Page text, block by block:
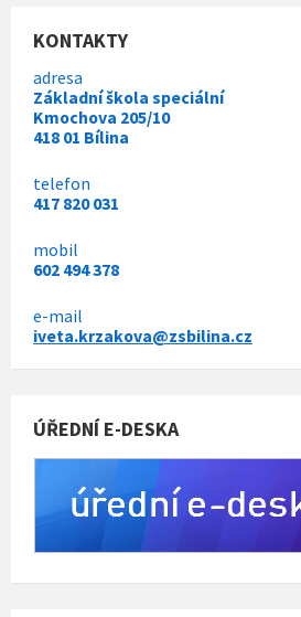
KONTAKTY
adresa
Základní škola speciální
Kmochova 205/10
418 01 Bílina
telefon
417 820 031
mobil
602 494 378
e-mail
iveta.krzakova@zsbilina.cz
ÚŘEDNÍ E-DESKA